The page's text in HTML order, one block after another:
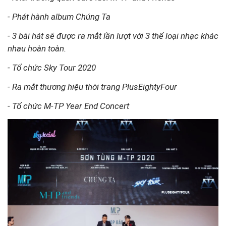
- Phát hành album Chúng Ta
- 3 bài hát sẽ được ra mắt lần lượt với 3 thể loại nhạc khác
nhau hoàn toàn.
- Tổ chức Sky Tour 2020
- Ra mắt thương hiệu thời trang PlusEightyFour
- Tổ chức M-TP Year End Concert